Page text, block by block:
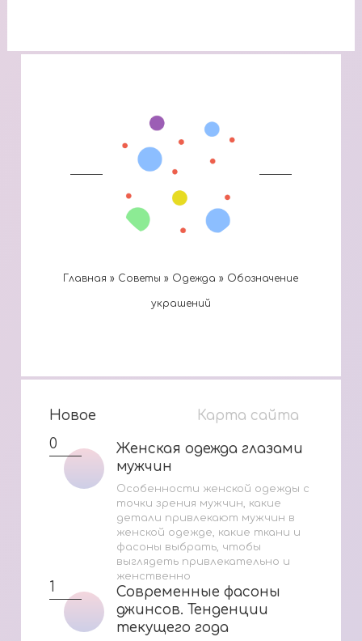
Главная » Cоветы » Одежда » Обозначение
украшений
Новое
Карта сайта
0
Женская одежда глазами
мужчин
Женская одежда глазами
мужчин
Особенности женской одежды с
точки зрения мужчин, какие
детали привлекают мужчин в
женской одежде, какие ткани и
фасоны выбрать, чтобы
выглядеть привлекательно и
женственно
1
Современные фасоны
джинсов. Тенденции
текущего года
Современные фасоны
джинсов. Тенденции
текущего года